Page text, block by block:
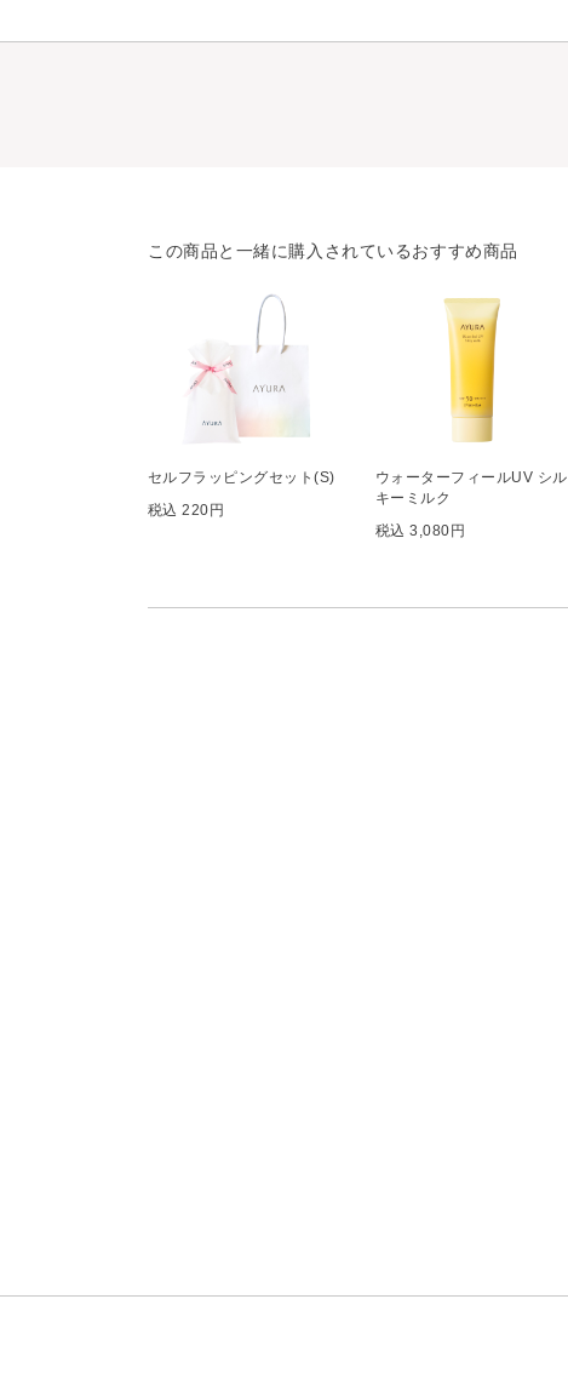
この商品と一緒に購入されているおすすめ商品
セルフラッピングセット(S)
税込 220円
ウォーターフィールUV シル
キーミルク
税込 3,080円